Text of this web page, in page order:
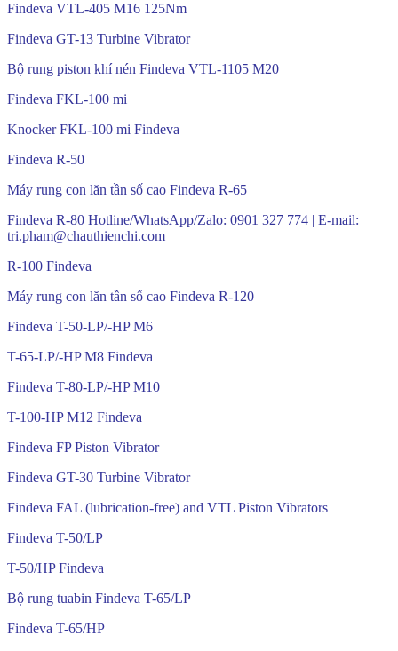
Findeva VTL-405 M16 125Nm
Findeva GT-13 Turbine Vibrator
Bộ rung piston khí nén Findeva VTL-1105 M20
Findeva FKL-100 mi
Knocker FKL-100 mi Findeva
Findeva R-50
Máy rung con lăn tần số cao Findeva R-65
Findeva R-80 Hotline/WhatsApp/Zalo: 0901 327 774 | E-mail:
tri.pham@chauthienchi.com
R-100 Findeva
Máy rung con lăn tần số cao Findeva R-120
Findeva T-50-LP/-HP M6
T-65-LP/-HP M8 Findeva
Findeva T-80-LP/-HP M10
T-100-HP M12 Findeva
Findeva FP Piston Vibrator
Findeva GT-30 Turbine Vibrator
Findeva FAL (lubrication-free) and VTL Piston Vibrators
Findeva T-50/LP
T-50/HP Findeva
Bộ rung tuabin Findeva T-65/LP
Findeva T-65/HP